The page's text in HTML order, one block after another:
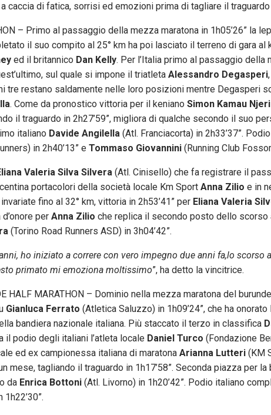
caccia di fatica, sorrisi ed emozioni prima di tagliare il traguardo
– Primo al passaggio della mezza maratona in 1h05’26” la
il suo compito al 25° km ha poi lasciato il terreno di gara al
ed il britannico Dan Kelly. Per l’Italia primo al passaggio della
sul quale si impone il triatleta Alessandro Degasperi
tre restano saldamente nelle loro posizioni mentre Degasperi
. Come da pronostico vittoria per il keniano Simon Kamau Njeri
il traguardo in 2h27’59”, migliora di qualche secondo il suo
italiano Davide Angilella (Atl. Franciacorta) in 2h33’37”.
in 2h40’13” e Tommaso Giovannini (Running Club
Valeria Silva Silvera (Atl. Cinisello) che fa registrare il
portacolori della società locale Km Sport Anna Zilio e in
fino al 32° km, vittoria in 2h53’41” per Eliana Valeria
per Anna Zilio che replica il secondo posto dello scorso
(Torino Road Runners ASD) in 3h04’42”.
ho iniziato a correre con vero impegno due anni fa,lo scorso
primato mi emoziona moltissimo”, ha detto la vincitrice.
HALF MARATHON – Dominio nella mezza maratona del
Gianluca Ferrato (Atletica Saluzzo) in 1h09’24”, che ha
bandiera nazionale italiana. Più staccato il terzo in classifica
il podio degli italiani l’atleta locale Daniel Turco (Fondazione
ed ex campionessa italiana di maratona Arianna Lutteri (KM
mese, tagliando il traguardo in 1h17’58”. Seconda piazza per la
da Enrica Bottoni (Atl. Livorno) in 1h20’42”. Podio italiano